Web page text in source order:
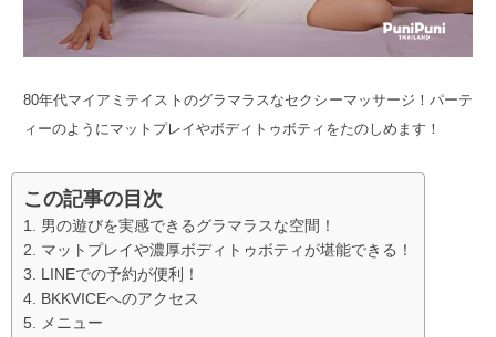
80年代マイアミテイストのグラマラスなセクシーマッサージ！パーテ
ィーのようにマットプレイやボディトゥボティをたのしめます！
この記事の目次
男の遊びを実感できるグラマラスな空間！
マットプレイや濃厚ボディトゥボティが堪能できる！
LINEでの予約が便利！
BKKVICEへのアクセス
メニュー